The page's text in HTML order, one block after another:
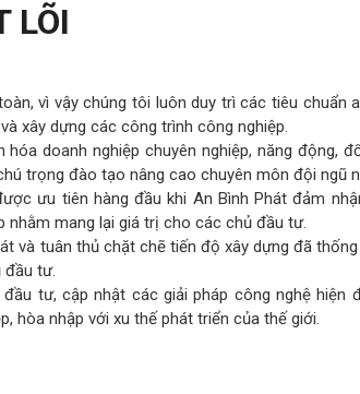
LÕI
vì vậy chúng tôi luôn duy trì các tiêu chuẩn
xây dựng các công trình công nghiệp.
hóa doanh nghiệp chuyên nghiệp, năng động,
trọng đào tạo nâng cao chuyên môn đội ngũ
ưu tiên hàng đầu khi An Bình Phát đảm
nhằm mang lại giá trị cho các chủ đầu tư.
và tuân thủ chặt chẽ tiến độ xây dựng đã
đầu tư.
đầu tư, cập nhật các giải pháp công nghệ hiện
hòa nhập với xu thế phát triển của thế giới.